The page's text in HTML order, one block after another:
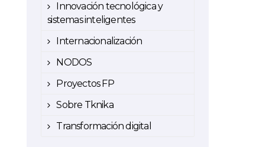
Innovación tecnológica y
sistemas inteligentes
Internacionalización
NODOS
Proyectos FP
Sobre Tknika
Transformación digital